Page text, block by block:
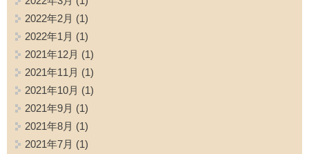
2022年2月 (1)
2022年1月 (1)
2021年12月 (1)
2021年11月 (1)
2021年10月 (1)
2021年9月 (1)
2021年8月 (1)
2021年7月 (1)